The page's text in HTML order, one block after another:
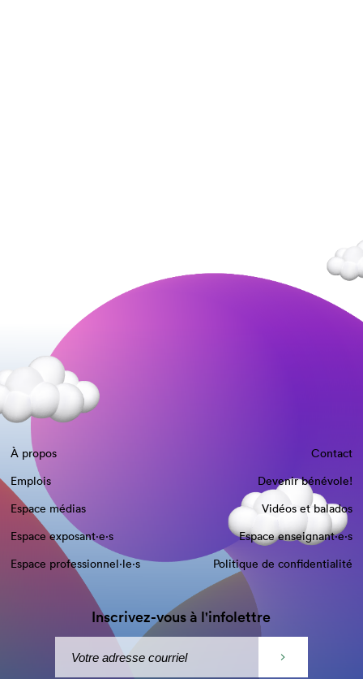
À propos
Contact
Emplois
Devenir bénévole!
Espace médias
Vidéos et balados
Espace exposant·e⋅s
Espace enseignant·e⋅s
Espace professionnel·le⋅s
Politique de confidentialité
Inscrivez-vous à l'infolettre